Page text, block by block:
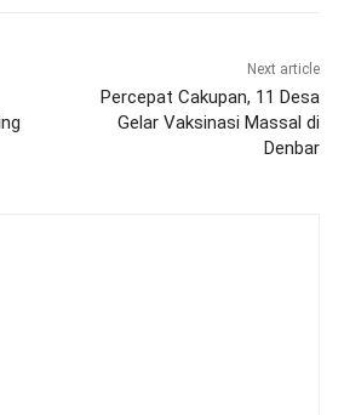
Next article
Percepat Cakupan, 11 Desa
Gelar Vaksinasi Massal di
Denbar